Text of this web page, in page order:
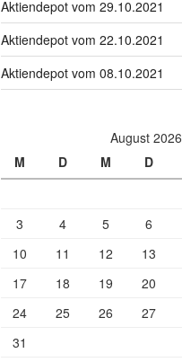
Aktiendepot vom 29.10.2021
Aktiendepot vom 22.10.2021
Aktiendepot vom 08.10.2021
August 2026
M
D M D
3
4 5 6
10
11 12 13
17
18 19 20
24
25 26 27
31